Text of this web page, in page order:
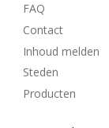
FAQ
Contact
Inhoud melden
Steden
Producten